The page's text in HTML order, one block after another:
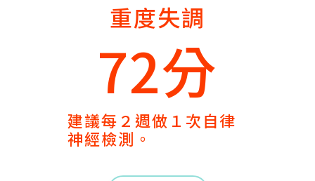
重度失調
72分
建議每２週做１次自律
神經檢測。